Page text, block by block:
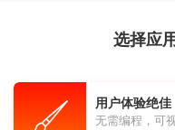
选择应
用户体验绝佳
无需编程，可